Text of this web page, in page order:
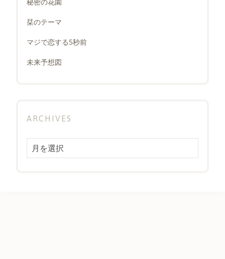
栞のテーマ
マジで恋する5秒前
未来予想図
ARCHIVES
Archives